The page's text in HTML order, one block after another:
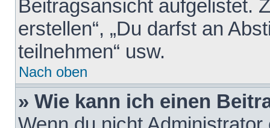
Beitragsansicht aufgelistet.
erstellen“, „Du darfst an
teilnehmen“ usw.
Nach oben
» Wie kann ich einen